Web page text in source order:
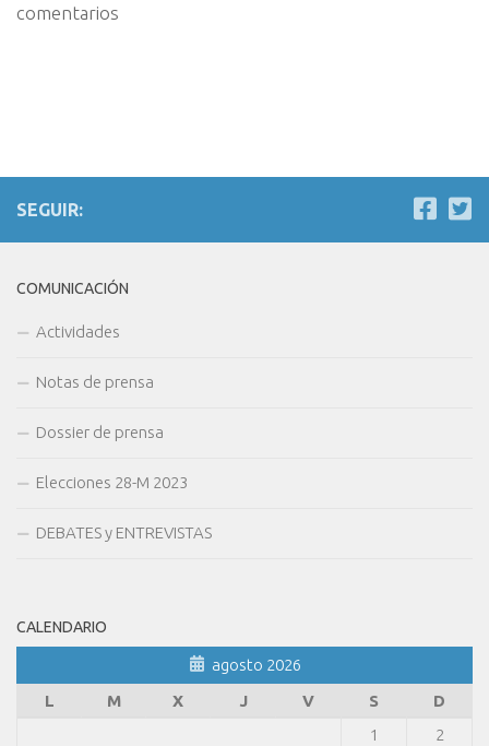
comentarios
SEGUIR:
COMUNICACIÓN
Actividades
Notas de prensa
Dossier de prensa
Elecciones 28-M 2023
DEBATES y ENTREVISTAS
CALENDARIO
agosto 2026
L
M X J V S
D
1
2